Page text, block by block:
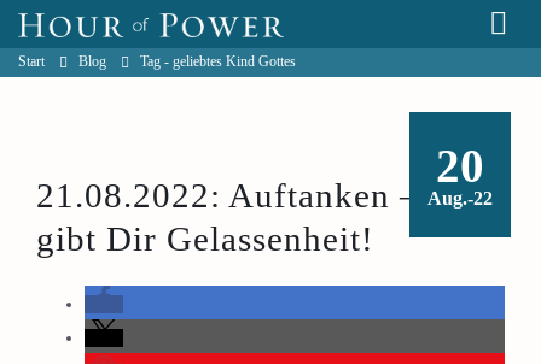
Start Blog Tag - geliebtes Kind Gottes
20
Aug.-22
21.08.2022: Auftanken – Gott
gibt Dir Gelassenheit!